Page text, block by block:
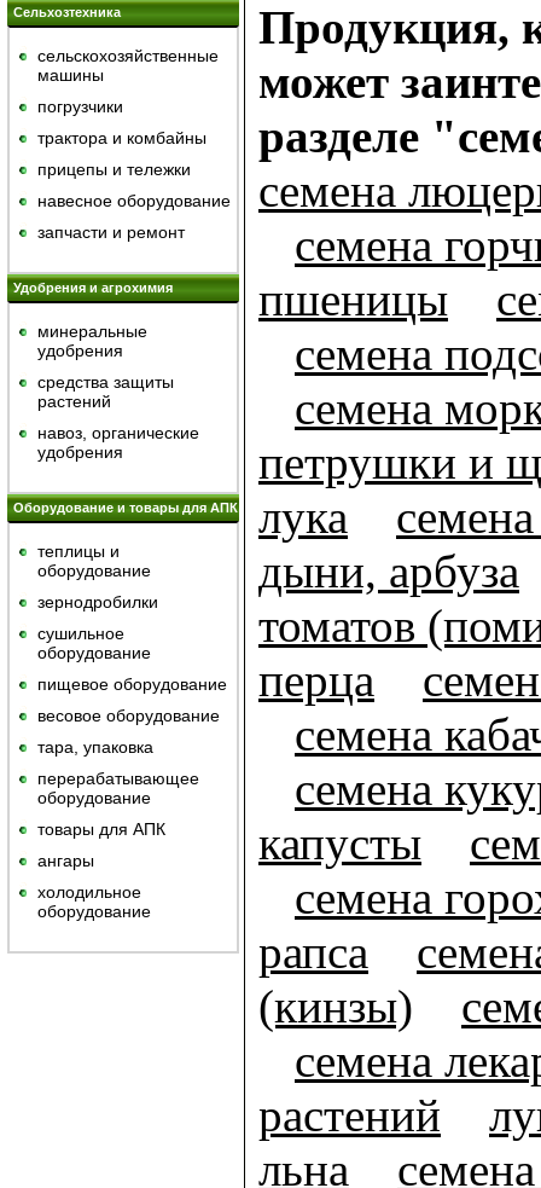
Сельхозтехника
сельскохозяйственные
машины
погрузчики
трактора и комбайны
прицепы и тележки
навесное оборудование
запчасти и ремонт
Удобрения и агрохимия
минеральные
удобрения
средства защиты
растений
навоз, органические
удобрения
Оборудование и товары для АПК
теплицы и
оборудование
зернодробилки
сушильное
оборудование
пищевое оборудование
весовое оборудование
тара, упаковка
перерабатывающее
оборудование
товары для АПК
ангары
холодильное
оборудование
Продукция,
может
разделе
семена
семена
пшеницы
семена
семена
петрушки и
лука
дыни, арбуза
томатов
перца
семена
семена
капусты
семена
рапса
(кинзы)
семена
растений
льна